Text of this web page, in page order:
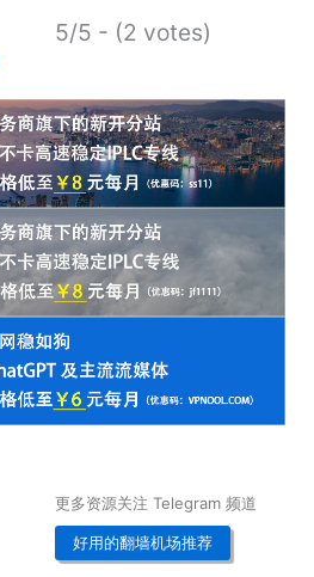
5/5 - (2 votes)
更多资源关注 Telegram 频道
好用的翻墙机场推荐